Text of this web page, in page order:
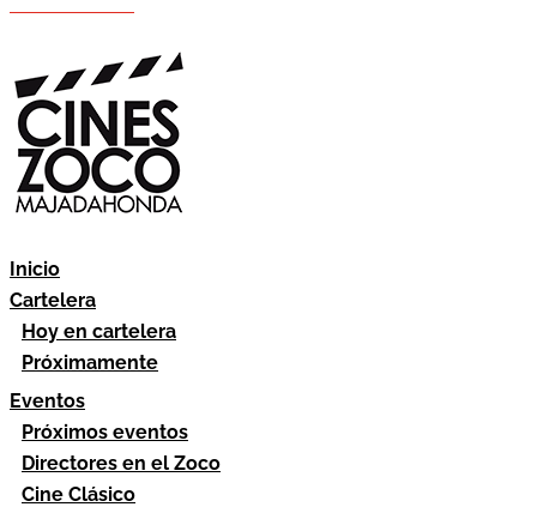
Inicio
Cartelera
Hoy en cartelera
Próximamente
Eventos
Próximos eventos
Directores en el Zoco
Cine Clásico